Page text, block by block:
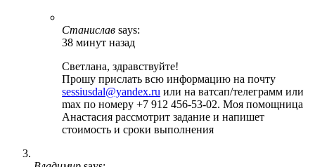
Станислав says:
38 минут назад
Светлана, здравствуйте!
Прошу прислать всю информацию на почту
sessiusdal@yandex.ru или на ватсап/телеграмм или
max по номеру +7 912 456-53-02. Моя помощница
Анастасия рассмотрит задание и напишет
стоимость и сроки выполнения